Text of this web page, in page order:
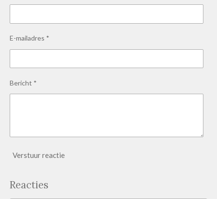
E-mailadres *
Bericht *
Verstuur reactie
Reacties